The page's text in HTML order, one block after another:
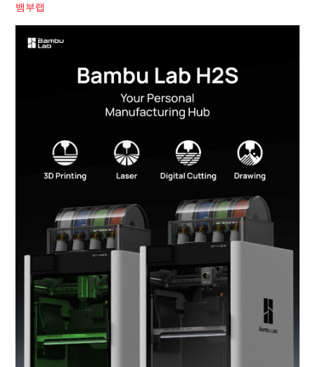
뱀부랩